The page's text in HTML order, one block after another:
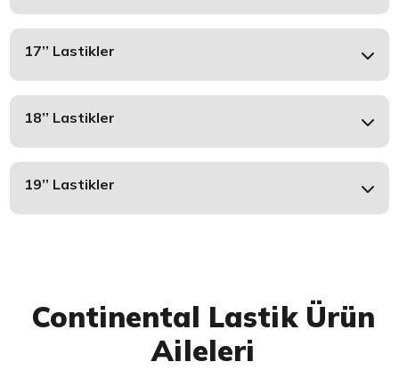
17’’ Lastikler
18’’ Lastikler
19’’ Lastikler
Continental Lastik Ürün
Aileleri